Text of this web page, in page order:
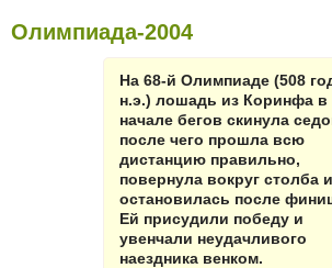
Олимпиада-2004
На 68-й Олимпиаде (508
н.э.) лошадь из Коринфа в
начале бегов скинула
после чего прошла всю
дистанцию правильно,
повернула вокруг столба и
остановилась после
Ей присудили победу и
увенчали неудачливого
наездника венком.